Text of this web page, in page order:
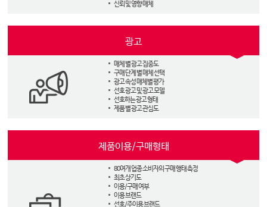
신뢰 및 영향 매체
광고
매체 별 광고 집중도
구매 단계 별 매체 선택
광고 속성 매체별 평가
선호 광고 및 광고 모델
선호하는 광고 형태
제품 별 광고 관심도
제품이용/구매형태
80여개 업종 소비자의 구매 행태 측정
최초 상기도
이용/구매 여부
이용 브랜드
선호/주이용 브랜드